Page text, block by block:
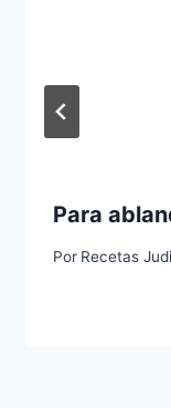
Para
Por Recetas